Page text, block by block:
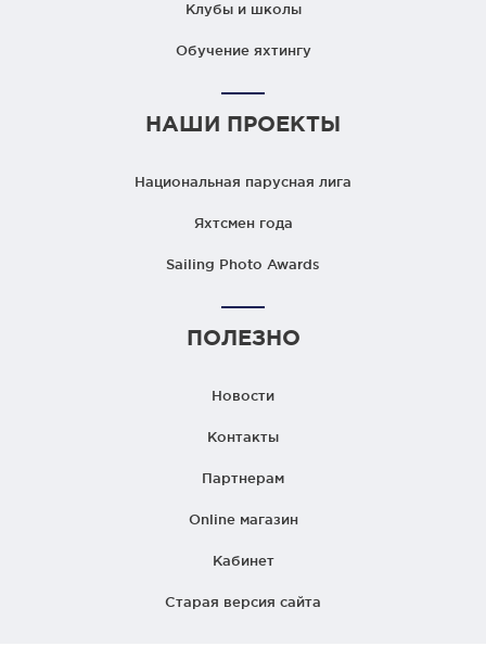
Клубы и школы
Обучение яхтингу
НАШИ ПРОЕКТЫ
Национальная парусная лига
Яхтсмен года
Sailing Photo Awards
ПОЛЕЗНО
Новости
Контакты
Партнерам
Online магазин
Кабинет
Старая версия сайта